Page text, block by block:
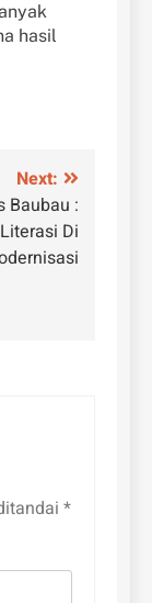
hasil
Next:
Baubau :
Di
*